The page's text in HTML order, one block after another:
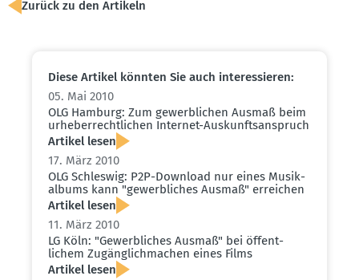
Zurück zu den Artikeln
Diese Artikel könnten Sie auch inter­es­sieren:
05. Mai 2010
OLG Hamburg: Zum gewerb­lichen Ausmaß beim
urheber­recht­lichen Internet-Auskunfts­an­spruch
Artikel lesen
17. März 2010
OLG Schleswig: P2P-Download nur eines Musik­
albums kann "gewerb­liches Ausmaß" erreichen
Artikel lesen
11. März 2010
LG Köln: "Gewerb­liches Ausmaß" bei öffent­
lichem Zugäng­lich­machen eines Films
Artikel lesen